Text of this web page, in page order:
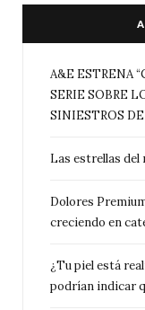
A&E ESTRENA
SERIE SOBRE
SINIESTROS
Las estrellas del
Dolores
creciendo en
¿Tu piel está
podrían indicar